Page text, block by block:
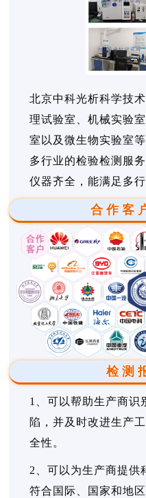
北京中科光析科学技
理试验室、机械实验
室以及微生物实验室
多行业的检验检测服
仪器齐全，能满足多
合作客
检测
1、可以帮助生产商识
陷，并及时改进生产
全性。
2、可以为生产商提供
符合国际、国家和地